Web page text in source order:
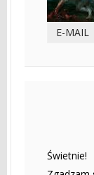
E-MAIL
Świetnie!